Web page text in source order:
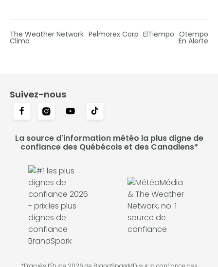
The Weather Network Pelmorex Corp ElTiempo Otempo
Clima En Alerte
Suivez-nous
La source d'information météo la plus digne de
confiance des Québécois et des Canadiens*